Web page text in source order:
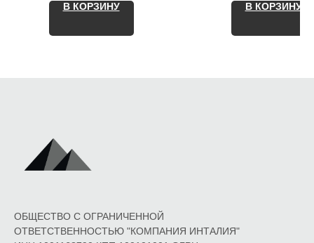
В КОРЗИНУ В КОРЗИНУ
ОБЩЕСТВО С ОГРАНИЧЕННОЙ
ОТВЕТСТВЕННОСТЬЮ "КОМПАНИЯ ИНТАЛИЯ"